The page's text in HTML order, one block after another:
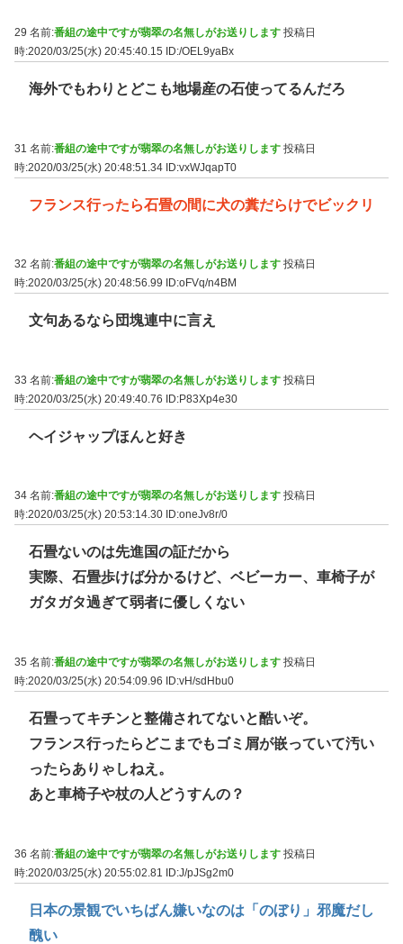
29 名前:番組の途中ですが翡翠の名無しがお送りします 投稿日
時:2020/03/25(水) 20:45:40.15
ID:/OEL9yaBx
海外でもわりとどこも地場産の石使ってるんだろ
31 名前:番組の途中ですが翡翠の名無しがお送りします 投稿日
時:2020/03/25(水) 20:48:51.34 ID:vxWJqapT0
フランス行ったら石畳の間に犬の糞だらけでビックリ
32 名前:番組の途中ですが翡翠の名無しがお送りします 投稿日
時:2020/03/25(水) 20:48:56.99
ID:oFVq/n4BM
文句あるなら団塊連中に言え
33 名前:番組の途中ですが翡翠の名無しがお送りします 投稿日
時:2020/03/25(水) 20:49:40.76 ID:P83Xp4e30
ヘイジャップほんと好き
34 名前:番組の途中ですが翡翠の名無しがお送りします 投稿日
時:2020/03/25(水) 20:53:14.30 ID:oneJv8r/0
石畳ないのは先進国の証だから
実際、石畳歩けば分かるけど、ベビーカー、車椅子が
ガタガタ過ぎて弱者に優しくない
35 名前:番組の途中ですが翡翠の名無しがお送りします 投稿日
時:2020/03/25(水) 20:54:09.96
ID:vH/sdHbu0
石畳ってキチンと整備されてないと酷いぞ。
フランス行ったらどこまでもゴミ屑が嵌っていて汚い
ったらありゃしねえ。
あと車椅子や杖の人どうすんの？
36 名前:番組の途中ですが翡翠の名無しがお送りします 投稿日
時:2020/03/25(水) 20:55:02.81 ID:J/pJSg2m0
日本の景観でいちばん嫌いなのは「のぼり」邪魔だし
醜い